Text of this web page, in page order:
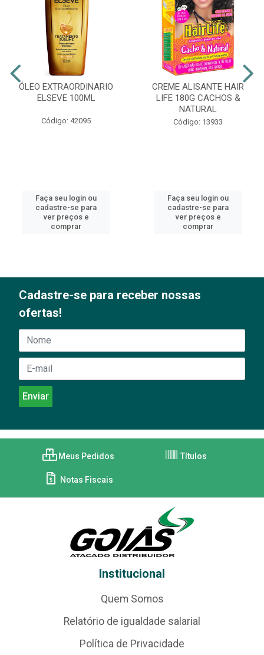
ÓLEO EXTRAORDINARIO
ELSEVE 100ML
Código: 42095
Faça seu login ou
cadastre-se para
ver preços e
comprar
CREME ALISANTE HAIR
LIFE 180G CACHOS &
NATURAL
Código: 13933
Faça seu login ou
cadastre-se para
ver preços e
comprar
Cadastre-se para receber nossas
ofertas!
Meus Pedidos Títulos
Notas Fiscais
Institucional
Quem Somos
Relatório de igualdade salarial
Política de Privacidade